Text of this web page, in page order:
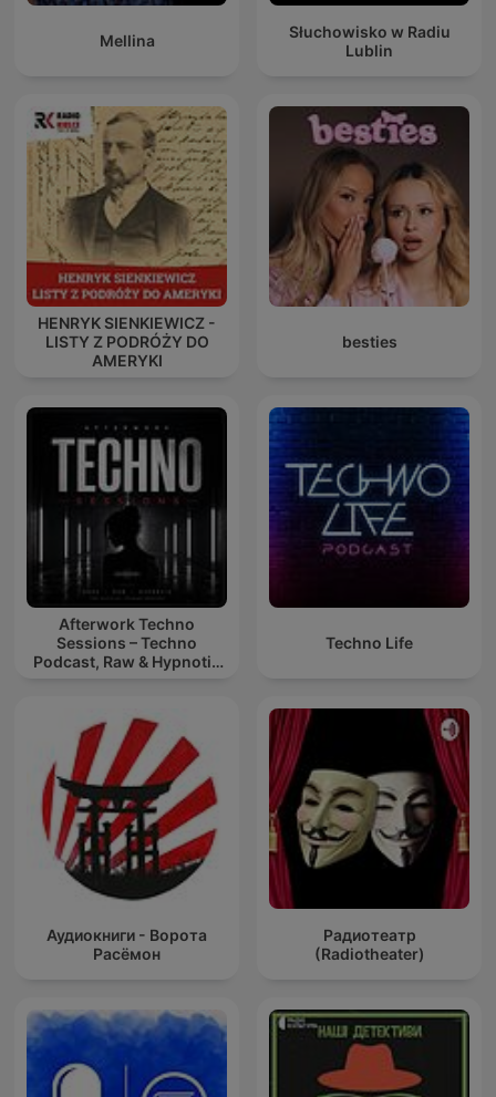
Mellina
Słuchowisko w Radiu
Lublin
HENRYK SIENKIEWICZ -
LISTY Z PODRÓŻY DO
AMERYKI
besties
Afterwork Techno
Sessions – Techno
Podcast, Raw & Hypnotic
Techno Life
Аудиокниги - Ворота
Расёмон
Радиотеатр
(Radiotheater)